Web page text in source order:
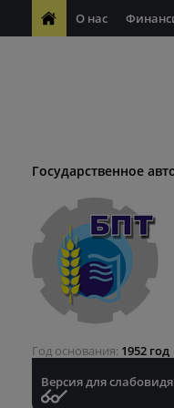
О нас
Государственное
Год основания 1952 год
Версия для